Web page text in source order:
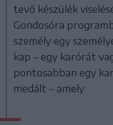
tevő készülék
Gondosóra
személy egy
kap – egy karórát
pontosabban egy
medált – amely